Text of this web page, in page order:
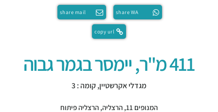
share WA
share mail
copy url
411 מ"ר, יימסר בגמר גבוה
מגדלי אקרשטיין, קומה : 3
המנופים 11, הרצליה, הרצליה פיתוח